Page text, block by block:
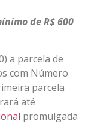
de R$ 600
a parcela de
com Número
parcela
até
promulgada